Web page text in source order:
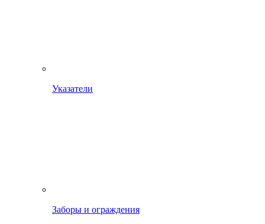
Указатели
Заборы и ограждения